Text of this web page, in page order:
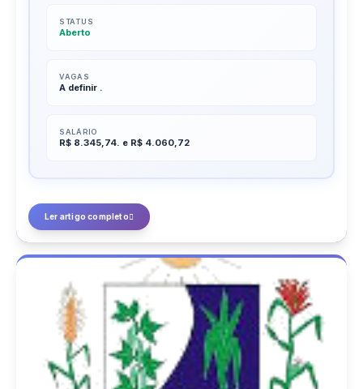
STATUS
Aberto
VAGAS
A definir .
SALÁRIO
R$ 8.345,74. e R$ 4.060,72
Ler artigo completo